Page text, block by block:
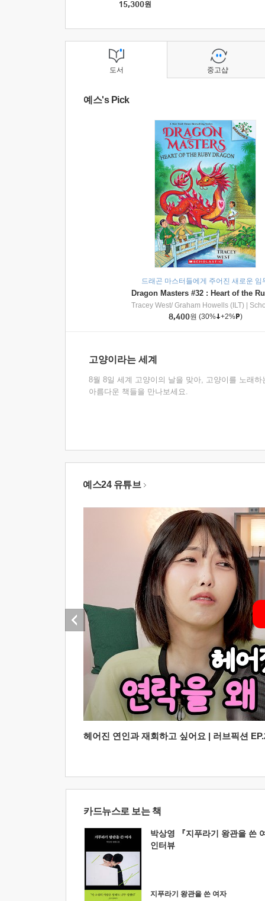
15,300원
도서
예스's Pick
드래곤 마스터들에게 주어진 새로운 임
Tracey West/ Graham Howells (ILT)
8,400원 (30% +2% )
고양이라는 세계
8월 8일 세계 고양이의 날을 맞아, 고양이를 노래하
아름다운 책들을 만나보세요.
중고샵
예스24 유튜브
헤어진 연인과 재회하고 싶어요 | 러브픽션
카드뉴스로 보는 책
박상영 『지푸라기 왕관을 쓴
인터뷰
지푸라기 왕관을 쓴 여자